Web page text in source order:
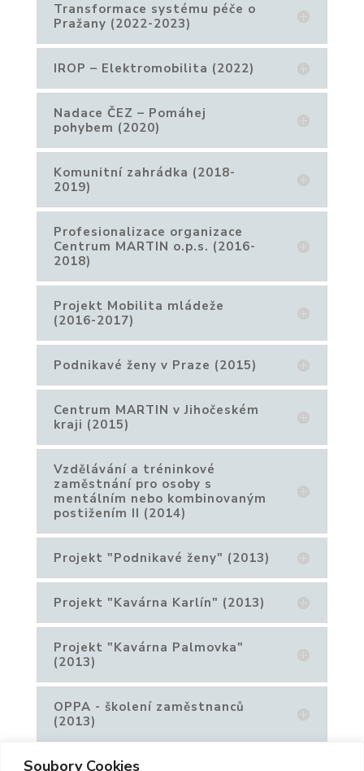
Soubory Cookies
Transformace systému péče o
Pražany (2022-2023)
IROP – Elektromobilita (2022)
Nadace ČEZ – Pomáhej
pohybem (2020)
Komunitní zahrádka (2018-
2019)
Profesionalizace organizace
Centrum MARTIN o.p.s. (2016-
2018)
Projekt Mobilita mládeže
(2016-2017)
Podnikavé ženy v Praze (2015)
Centrum MARTIN v Jihočeském
kraji (2015)
Vzdělávání a tréninkové
zaměstnání pro osoby s
mentálním nebo kombinovaným
postižením II (2014)
Projekt "Podnikavé ženy" (2013)
Projekt "Kavárna Karlín" (2013)
Projekt "Kavárna Palmovka"
(2013)
OPPA - školení zaměstnanců
(2013)
Projekt "Obchod Žižkov" (2013)